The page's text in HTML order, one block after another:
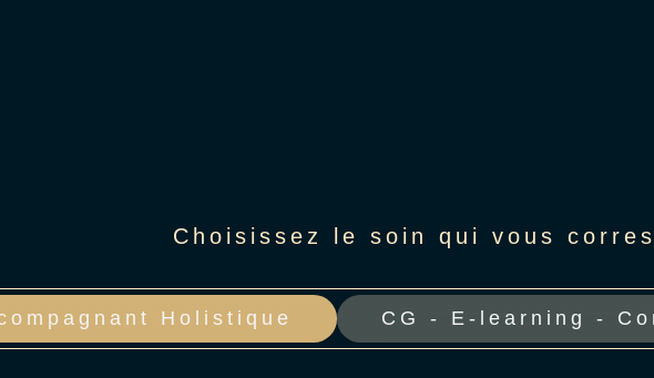
Choisissez le soin qui vous
Holistique CG - E-learning -